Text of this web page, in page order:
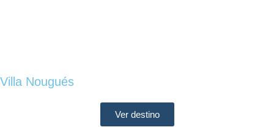
Villa Nougués
Ver destino